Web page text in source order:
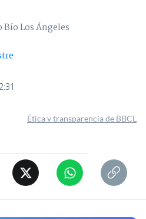
Bío Los Ángeles
Ética y transparencia de BBCL